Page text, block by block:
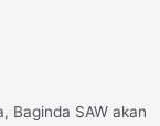
Baginda SAW akan